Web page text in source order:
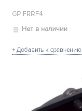
GP FRRF4
Нет в наличии
+ Добавить к сравнению